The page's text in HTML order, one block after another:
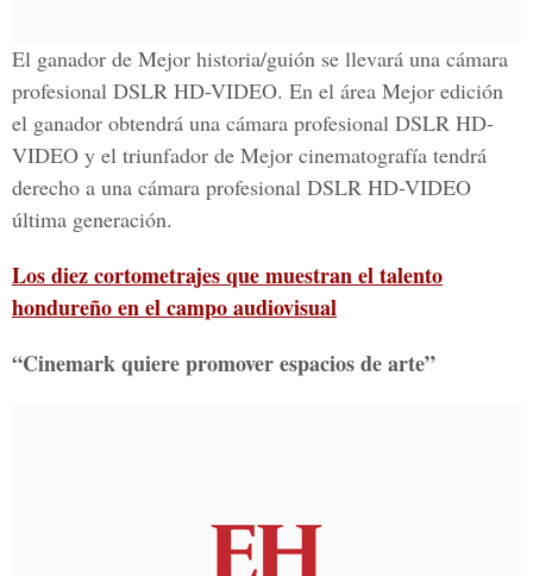
El ganador de Mejor historia/guión se llevará una cámara
profesional DSLR HD-VIDEO. En el área Mejor edición
el ganador obtendrá una cámara profesional DSLR HD-
VIDEO y el triunfador de Mejor cinematografía tendrá
derecho a una cámara profesional DSLR HD-VIDEO
última generación.
Los diez cortometrajes que muestran el talento
hondureño en el campo audiovisual
“Cinemark quiere promover espacios de arte”